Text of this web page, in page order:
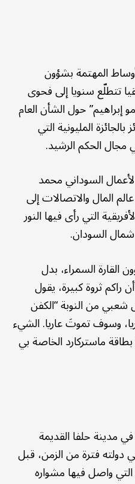
الأوساط المهتمة بشؤون
تتطلّع سنويا إلى فحوى
إبراهيم” حول الشأن العام
بالجائزة المليونية التي
مجال الحكم الرشيد.
السوداني محمد
المال والاتصالات إلى
التي رأى فيها النور
القارة السمراء، بدل
راكم ثروة كبيرة، يقول
من النوبة “الكفن
وسوف تموتَ عاريا. الشيء
ماستركارد الخاصة بي
مدينة حلفا القديمة
وعاش في دولته فترة من الزمن، قبل
واصل فيها مشواره